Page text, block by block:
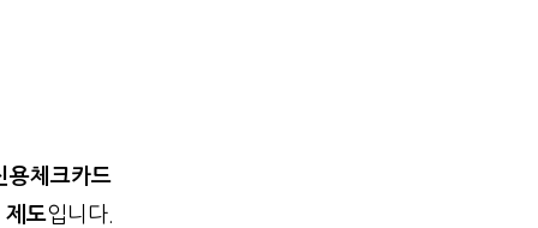
용체크카드
제도입니다.